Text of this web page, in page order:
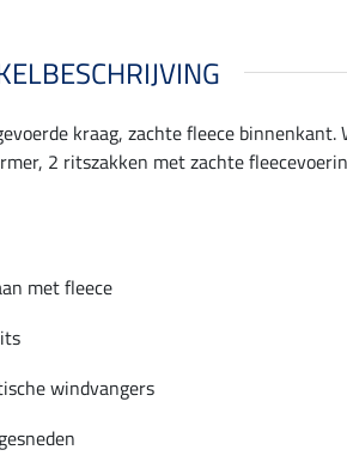
kraag, zachte fleece
2 ritszakken met zachte
met fleece
windvangers